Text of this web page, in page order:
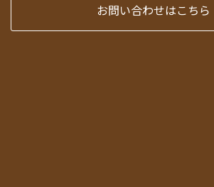
お問い合わせはこちら